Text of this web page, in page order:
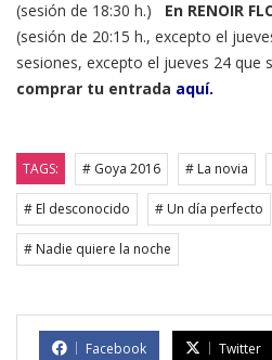
(sesión de 18:30 h.) En RENOIR
(sesión de 20:15 h., excepto el
sesiones, excepto el jueves 24 que
comprar tu entrada aquí.
TAGS: # Goya 2016 # La novia
# El desconocido # Un día perfecto
# Nadie quiere la noche
Facebook Twitter